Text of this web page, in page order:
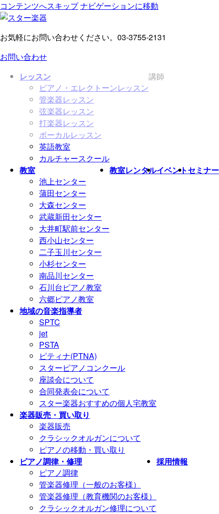
コンテンツへスキップナビゲーションに移動
お気軽にお問い合わせください。 03-3755-2131
お問い合わせ
レッスン
ピアノ・エレクトーンレッスン
管楽器レッスン
弦楽器レッスン
打楽器レッスン
ボーカルレッスン
英語教室
カルチャースクール
教室
池上センター
蒲田センター
大森センター
武蔵新田センター
大井町駅前センター
西小山センター
二子玉川センター
小杉センター
南品川センター
石川台ピアノ教室
六郷ピアノ教室
教室レンタルイベントセミナー
地域の音楽指導者
SPTC
jet
PSTA
ピティナ(PTNA)
スターピアノコンクール
座談会について
合同発表会について
スター楽器おすすめの個人宅教室
楽器販売・買い取り
楽器販売
クラシックオルガンについて
ピアノの移動・買い取り
ピアノ調律・修理
ピアノ調律
管楽器修理（一般のお客様）
管楽器修理（教育機関のお客様）
クラシックオルガン修理について
採用情報
講師